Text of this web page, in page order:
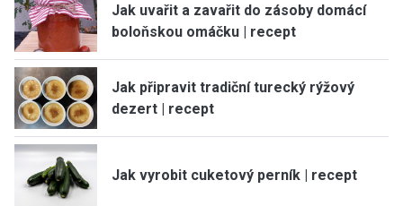
Jak uvařit a zavařit do zásoby domácí
boloňskou omáčku | recept
Jak připravit tradiční turecký rýžový
dezert | recept
Jak vyrobit cuketový perník | recept